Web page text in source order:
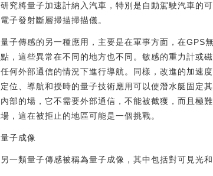
研究將量子加速計納入汽車，特別是自動駕駛汽車
電子發射斷層掃描掃描儀。
量子傳感的另一種應用，主要是在軍事方面，在GPS
點，這些異常在不同的地方也不同。敏感的重力計或
任何外部通信的情況下進行導航。同樣，改進的加速
定位、導航和授時的量子技術應用可以使潛水艇固定
內部的場，它不需要外部通信，不能被截獲，而且極
場，這在被拒止的地區可能是一個挑戰。
量子成像
另一類量子傳感被稱為量子成像，其中包括對可見光